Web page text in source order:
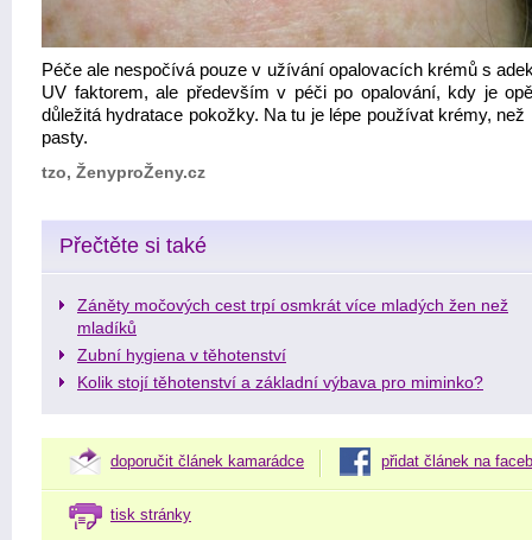
Péče ale nespočívá pouze v užívání opalovacích krémů s
UV faktorem, ale především v péči po opalování, kdy je
důležitá hydratace pokožky. Na tu je lépe používat krémy, než
pasty.
tzo, ŽenyproŽeny.cz
Přečtěte si také
Záněty močových cest trpí osmkrát více mladých žen než
mladíků
Zubní hygiena v těhotenství
Kolik stojí těhotenství a základní výbava pro miminko?
doporučit článek kamarádce přidat článek na
tisk stránky